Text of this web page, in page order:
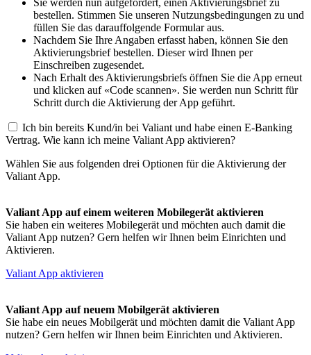
bestellen. Stimmen Sie unseren Nutzungsbedingungen zu und
füllen Sie das darauffolgende Formular aus.
Nachdem Sie Ihre Angaben erfasst haben, können Sie den
Aktivierungsbrief bestellen. Dieser wird Ihnen per
Einschreiben zugesendet.
Nach Erhalt des Aktivierungsbriefs öffnen Sie die App erneut
und klicken auf «Code scannen». Sie werden nun Schritt für
Schritt durch die Aktivierung der App geführt.
Ich bin bereits Kund/in bei Valiant und habe einen E-Banking
Vertrag. Wie kann ich meine Valiant App aktivieren?
Wählen Sie aus folgenden drei Optionen für die Aktivierung der
Valiant App.
Valiant App auf einem weiteren Mobilegerät aktivieren
Sie haben ein weiteres Mobilegerät und möchten auch damit die
Valiant App nutzen? Gern helfen wir Ihnen beim Einrichten und
Aktivieren.
Valiant App aktivieren
Valiant App auf neuem Mobilgerät aktivieren
Sie habe ein neues Mobilgerät und möchten damit die Valiant App
nutzen? Gern helfen wir Ihnen beim Einrichten und Aktivieren.